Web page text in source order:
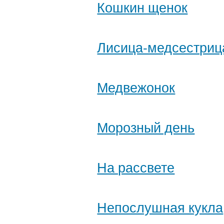
Кошкин щенок
Лисица-
Медвежонок
Морозный день
На рассвете
Непослушная кукла